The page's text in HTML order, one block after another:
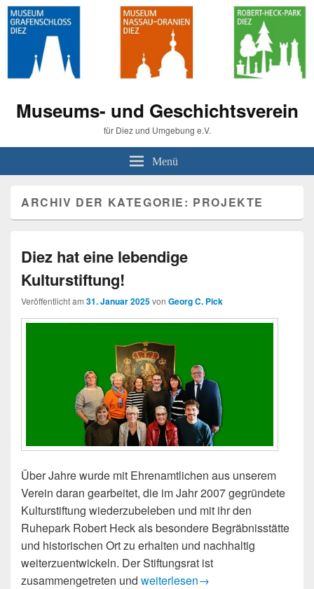
Museums- und Geschichtsverein
für Diez und Umgebung e.V.
Menü
ARCHIV DER KATEGORIE: PROJEKTE
Diez hat eine lebendige
Kulturstiftung!
Veröffentlicht am 31. Januar 2025von Georg C. Pick
Über Jahre wurde mit Ehrenamtlichen aus unserem
Verein daran gearbeitet, die im Jahr 2007 gegründete
Kulturstiftung wiederzubeleben und mit ihr den
Ruhepark Robert Heck als besondere Begräbnisstätte
und historischen Ort zu erhalten und nachhaltig
weiterzuentwickeln. Der Stiftungsrat ist
zusammengetreten und Diez hat eine lebendige
weiterlesen→